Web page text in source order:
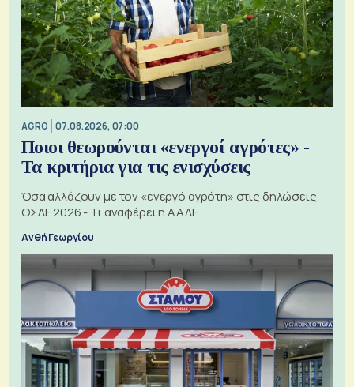
AGRO 07.08.2026, 07:00
Ποιοι θεωρούνται «ενεργοί αγρότες» -
Τα κριτήρια για τις ενισχύσεις
Όσα αλλάζουν με τον «ενεργό αγρότη» στις δηλώσεις
ΟΣΔΕ 2026 - Τι αναφέρει η ΑΑΔΕ
Ανθή Γεωργίου